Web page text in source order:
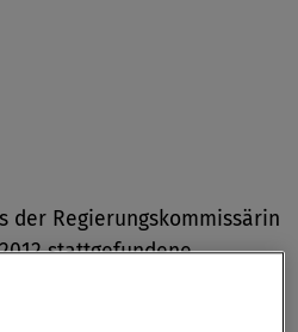
der Regierungskommissärin
stattgefundene